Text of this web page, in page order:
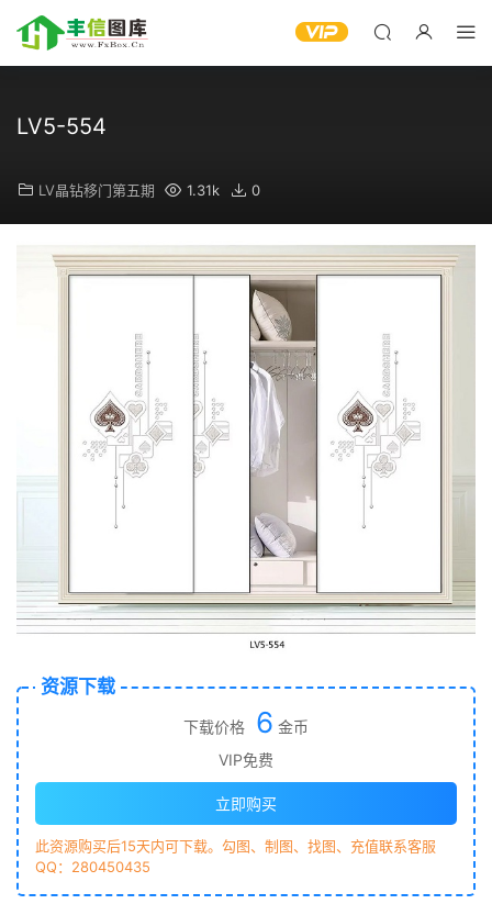
LV5-554
LV晶钻移门第五期 1.31k 0
资源下载
下载价格 6 金币
VIP免费
立即购买
此资源购买后15天内可下载。勾图、制图、找图、充值联系客服
QQ：280450435